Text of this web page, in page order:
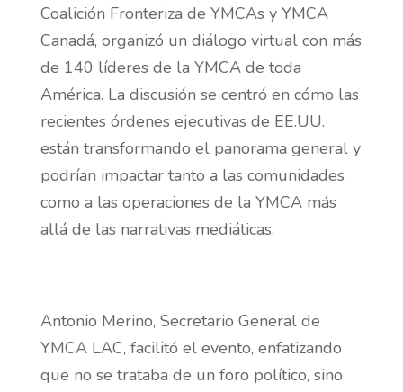
Coalición Fronteriza de YMCAs y YMCA
Canadá, organizó un diálogo virtual con más
de 140 líderes de la YMCA de toda
América. La discusión se centró en cómo las
recientes órdenes ejecutivas de EE.UU.
están transformando el panorama general y
podrían impactar tanto a las comunidades
como a las operaciones de la YMCA más
allá de las narrativas mediáticas.
Antonio Merino, Secretario General de
YMCA LAC, facilitó el evento, enfatizando
que no se trataba de un foro político, sino